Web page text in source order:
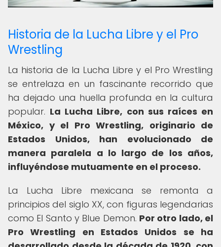
Historia de la Lucha Libre y el Pro
Wrestling
La historia de la Lucha Libre y el Pro Wrestling
se entrelaza en un fascinante recorrido que
ha dejado una huella profunda en la cultura
popular. La Lucha Libre, con sus raíces en
México, y el Pro Wrestling, originario de
Estados Unidos, han evolucionado de
manera paralela a lo largo de los años,
influyéndose mutuamente en el proceso.
La Lucha Libre mexicana se remonta a
principios del siglo XX, con figuras legendarias
como El Santo y Blue Demon. Por otro lado, el
Pro Wrestling en Estados Unidos se ha